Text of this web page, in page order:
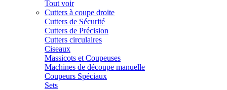
Tout voir
Cutters à coupe droite
Cutters de Sécurité
Cutters de Précision
Cutters circulaires
Ciseaux
Massicots et Coupeuses
Machines de découpe manuelle
Coupeurs Spéciaux
Sets